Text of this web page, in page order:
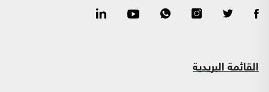
القائمة البريدية